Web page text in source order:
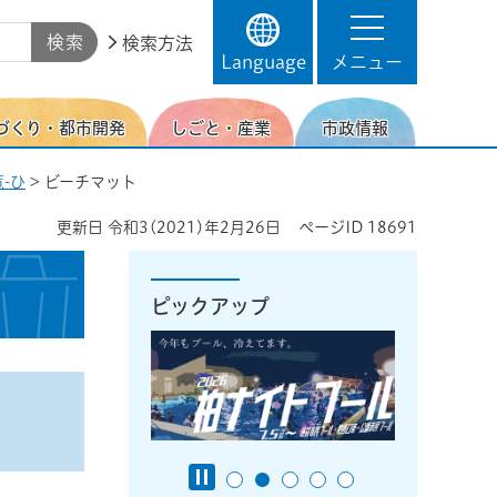
検索方法
Language
メニュー
くり・都市開発 しごと・産業 市政情報
-ひ > ビーチマット
更新日 令和3(2021)年2月26日 ページID 18691
ピックアップ